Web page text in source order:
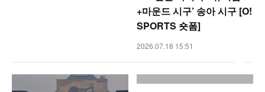
+마운드 시구’ 송아 시구 [O!
SPORTS 숏폼]
2026.07.18 15:51